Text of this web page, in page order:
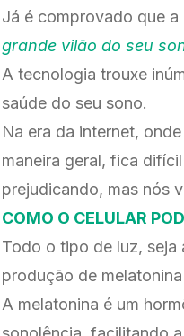
Já é comprovado que
grande vilão do seu
A tecnologia trouxe
saúde do seu sono.
Na era da internet,
maneira geral, fica
prejudicando, mas nós
COMO O CELULAR
Todo o tipo de luz, seja
produção de
A melatonina é um